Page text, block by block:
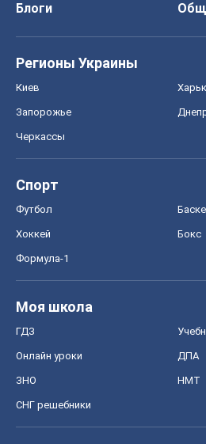
Блоги
Регионы Украины
Киев
Запорожье
Черкассы
Спорт
Футбол
Хоккей Бокс
Формула-1
Моя школа
ГДЗ
Онлайн уроки ДПА
ЗНО НМТ
СНГ решебники